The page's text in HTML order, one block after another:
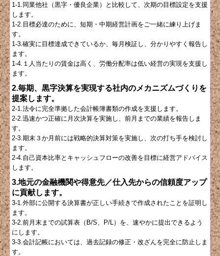
1-1.同業他社（黒字・優良企業）と比較して、次期の目標設定を支援
します。
1-2.目標必達のために、短期・中期経営計画をご一緒に練り上げま
す。
1-3.確実に目標達成できているか、毎月検証し、分かりやすく報告し
ます。
1-4.１人当たりの賃金は高く、労働分配率は低い経営の実現を支援し
ます。
2.毎期、黒字決算を実現する社内のメカニズムづくりを
提案します。
2-1.法令に完全準拠した会計帳簿書類の作成を支援します。
2-2.迅速かつ正確に月次決算を実施し、前月までの業績を報告しま
す。
2-3.期末３か月前には戦略的決算対策を実施し、次の打ち手を検討し
ます。
2-4.自己資本比率とキャッシュフローの改善を目標に経営アドバイス
します。
3.地元の金融機関や得意先／仕入先からの信頼度アップ
に貢献します。
3-1.外部に公開する決算書が正しい手続きで作成されたことを証明し
ます。
3-2.前月末までの試算表（B/S、P/L）を、速やかに提出できるよう
にします。
3-3.会計記帳においては、過去記録の修正・改ざんを完全に防止しま
す。